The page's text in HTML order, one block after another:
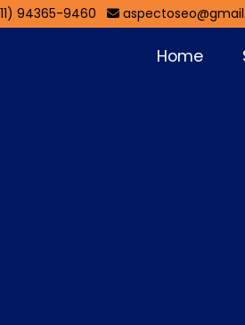
94365-9460
Home
devido à sua leveza,